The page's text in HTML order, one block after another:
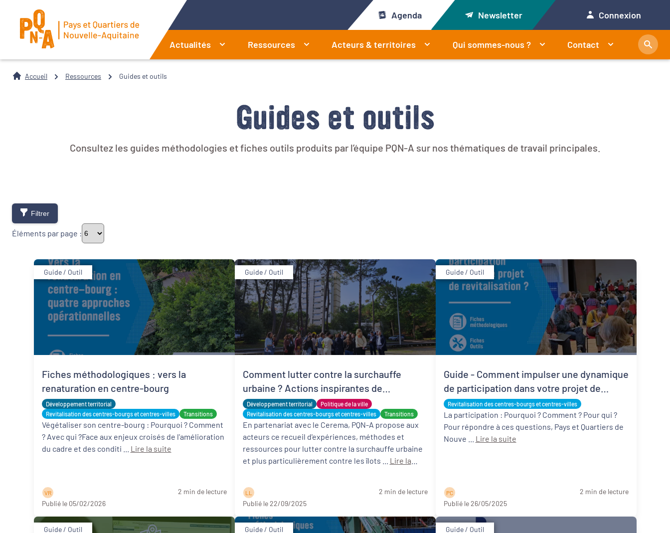
Agenda Newsletter Connexion
Actualités Ressources Acteurs & territoires Qui sommes-nous ? Contact
Accueil Ressources Guides et outils
Guides et outils
Consultez les guides méthodologies et fiches outils produits par l’équipe PQN-A sur nos thématiques de travail principales.
Filtrer
Éléments par page :
Thématiques
Démarches alimentaires de territoire Développement territorial
Politique de la ville
Revitalisation des centres-bourgs et centres-
Dynamiques territoriales pour l’emploi
Transitions
Date de publication
Guide / Outil
Développement territorial
Revitalisation des centres-bourgs et centres-villes
Transitions
Fiches méthodologiques : vers la
renaturation en centre-bourg
Végétaliser son centre-bourg : Pourquoi ? Comment
? Avec qui ?Face aux enjeux croisés de l'amélioration
Lire la suite
V R
2 min de lecture
Publié le 05/02/2026
Guide / Outil
Développement territorial
Politique de la ville
Revitalisation des centres-bourgs et centres-villes
Transitions
Comment lutter contre la surchauffe
urbaine ? Actions inspirantes de
territoires
En partenariat avec le Cerema, PQN-A propose aux
acteurs ce recueil d'expériences, méthodes et
ressources pour lutter contre la surchauffe urbaine
Lire la
L L
2 min de lecture
Publié le 22/09/2025
Guide / Outil
Revitalisation des centres-bourgs et centres-villes
Guide - Comment impulser une dynamique
de participation dans votre projet de
revitalisation ?
La participation : Pourquoi ? Comment ? Pour qui ?
Pour répondre à ces questions, Pays et Quartiers de
Lire la suite
P C
2 min de lecture
Publié le 26/05/2025
Guide / Outil Guide / Outil Guide / Outil